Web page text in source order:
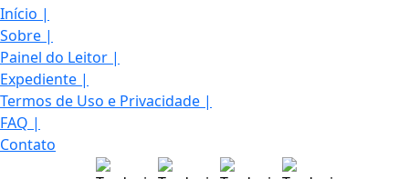
Início |
Sobre |
Painel do Leitor |
Expediente |
Termos de Uso e Privacidade |
FAQ |
Contato
Termos de Uso e Privacidade